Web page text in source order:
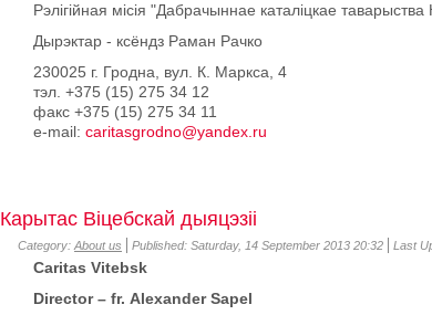
Рэлігійная місія "Дабрачыннае каталіцкае
Дырэктар - ксёндз Раман Рачко
230025 г. Гродна, вул. К. Маркса, 4
тэл. +375 (15) 275 34 12
факс +375 (15) 275 34 11
e-mail: caritasgrodno@yandex.ru
Карытас Віцебскай дыяцэзіі
Category: About us Published: Saturday, 14 September 2013 20:32 Last
Caritas Vitebsk
Director – fr. Alexander Sapel